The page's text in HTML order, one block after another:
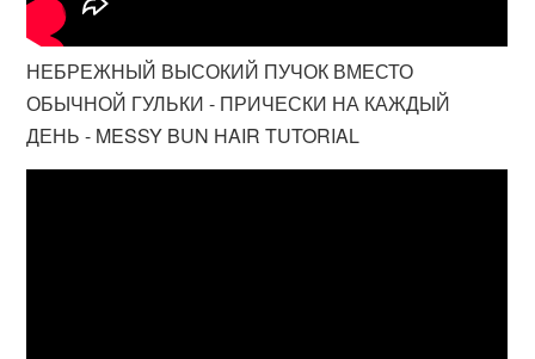
НЕБРЕЖНЫЙ ВЫСОКИЙ ПУЧОК ВМЕСТО
ОБЫЧНОЙ ГУЛЬКИ - ПРИЧЕСКИ НА КАЖДЫЙ
ДЕНЬ - MESSY BUN HAIR TUTORIAL